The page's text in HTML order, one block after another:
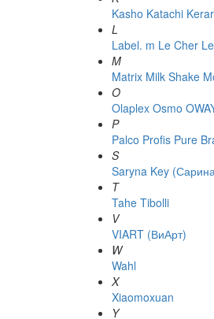
Kasho Katachi
L
Label. m Le Cher
M
Matrix Milk Shake
O
Olaplex Osmo
P
Palco Profis Pure
S
Saryna Key
T
Tahe Tibolli
V
VIART (ВиАрт)
W
Wahl
X
Xiaomoxuan
Y